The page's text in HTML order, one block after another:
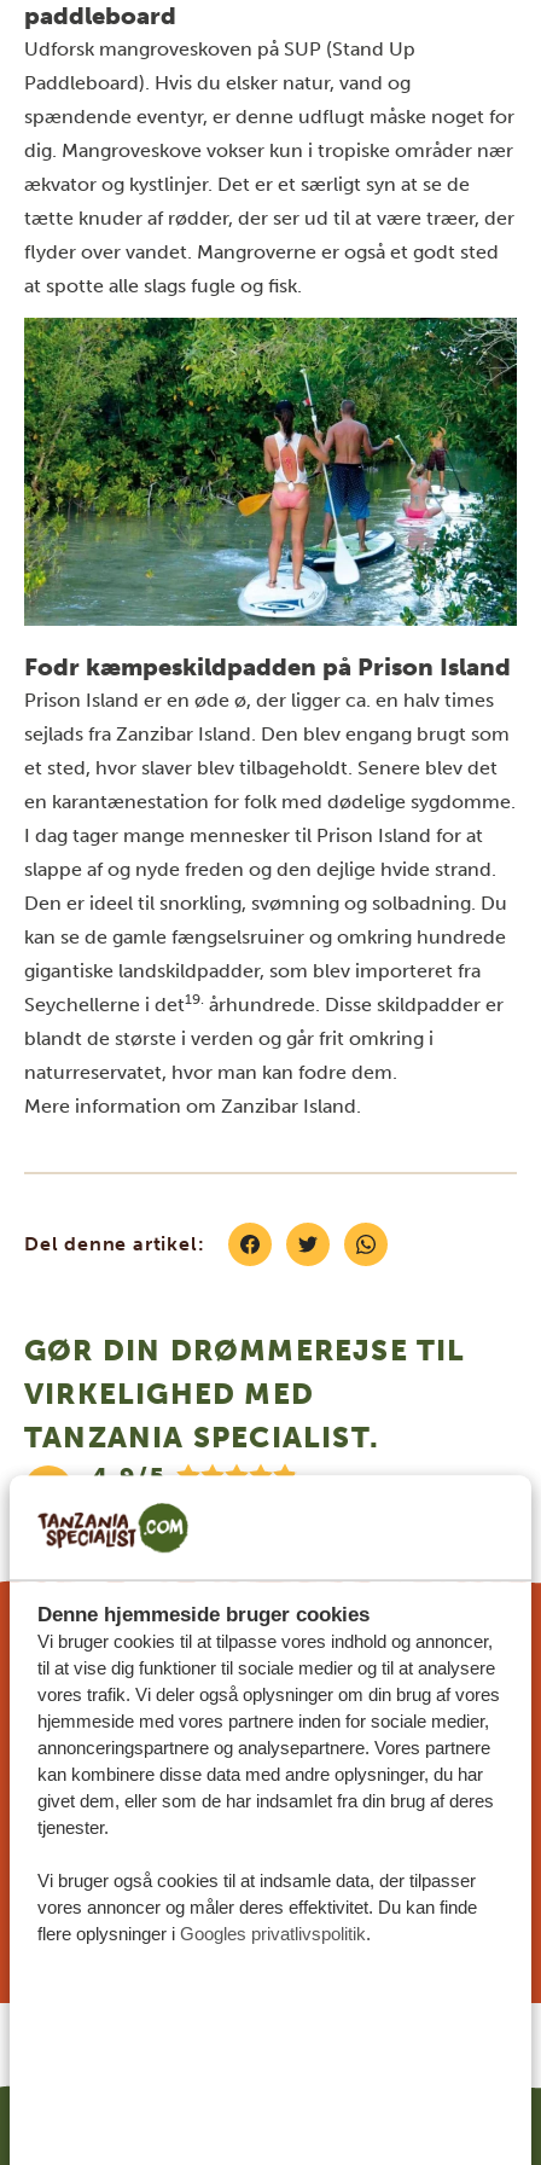
Denne hjemmeside bruger cookies
Vi bruger cookies til at tilpasse vores indhold og annoncer,
til at vise dig funktioner til sociale medier og til at analysere
vores trafik. Vi deler også oplysninger om din brug af vores
hjemmeside med vores partnere inden for sociale medier,
annonceringspartnere og analysepartnere. Vores partnere
kan kombinere disse data med andre oplysninger, du har
givet dem, eller som de har indsamlet fra din brug af deres
tjenester.
Vi bruger også cookies til at indsamle data, der tilpasser
vores annoncer og måler deres effektivitet. Du kan finde
flere oplysninger i Googles privatlivspolitik.
paddleboard
Udforsk mangroveskoven på SUP (Stand Up
Paddleboard). Hvis du elsker natur, vand og
spændende eventyr, er denne udflugt måske noget for
dig. Mangroveskove vokser kun i tropiske områder nær
ækvator og kystlinjer. Det er et særligt syn at se de
tætte knuder af rødder, der ser ud til at være træer, der
flyder over vandet. Mangroverne er også et godt sted
at spotte alle slags fugle og fisk.
Fodr kæmpeskildpadden på Prison Island
Prison Island er en øde ø, der ligger ca. en halv times
sejlads fra Zanzibar Island. Den blev engang brugt som
et sted, hvor slaver blev tilbageholdt. Senere blev det
en karantænestation for folk med dødelige sygdomme.
I dag tager mange mennesker til Prison Island for at
slappe af og nyde freden og den dejlige hvide strand.
Den er ideel til snorkling, svømning og solbadning. Du
kan se de gamle fængselsruiner og omkring hundrede
gigantiske landskildpadder, som blev importeret fra
Seychellerne i det19. århundrede. Disse skildpadder er
blandt de største i verden og går frit omkring i
naturreservatet, hvor man kan fodre dem.
Mere information om Zanzibar Island.
Del denne artikel:
GØR DIN DRØMMEREJSE TIL
VIRKELIGHED MED
TANZANIA SPECIALIST.
4.9/5
Baseret på
4.7/5
SKRÆDDERSYET REJSEFORSLAG
På Tanzania Specialist kan du skræddersy din
rejse til dine præferencer. Vores eksempler på
rejseplaner kan tilpasses, og vores specialister
arbejder sammen med dig for at skabe din
drømmerejse!
ANMOD OM ET REJSEFORSLAG